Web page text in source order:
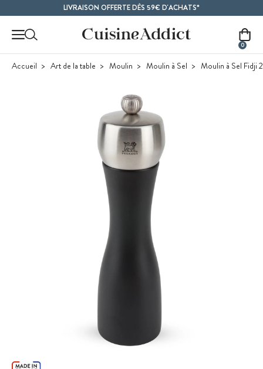
LIVRAISON OFFERTE DÈS 59€ D'ACHATS*
0
Accueil Art de la table Moulin Moulin à Sel Moulin à Sel Fidji